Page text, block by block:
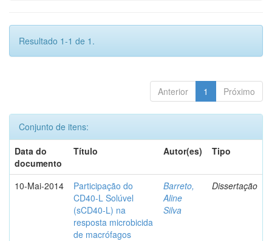
Resultado 1-1 de 1.
Anterior 1 Próximo
Conjunto de itens:
Data do
documento
Título Autor(es) Tipo
10-Mai-2014
Participação do
CD40-L Solúvel
(sCD40-L) na
resposta microbicida
de macrófagos
Barreto,
Aline
Silva
Dissertação